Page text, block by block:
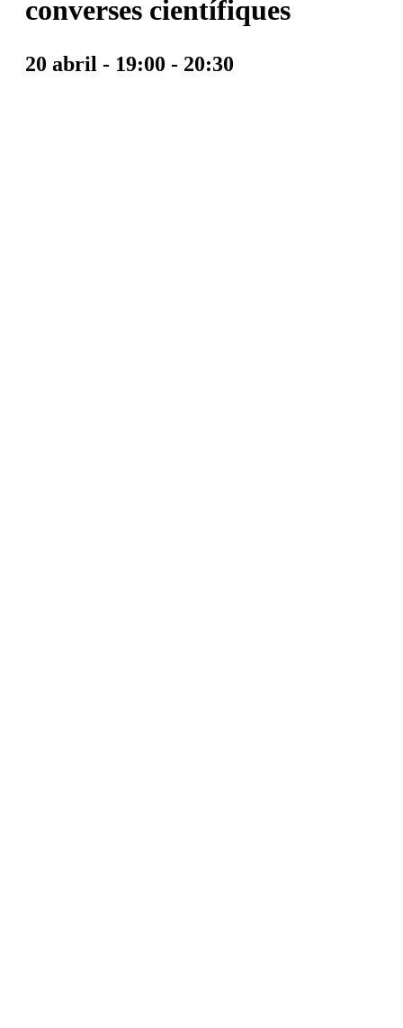
converses científiques
20 abril - 19:00 - 20:30